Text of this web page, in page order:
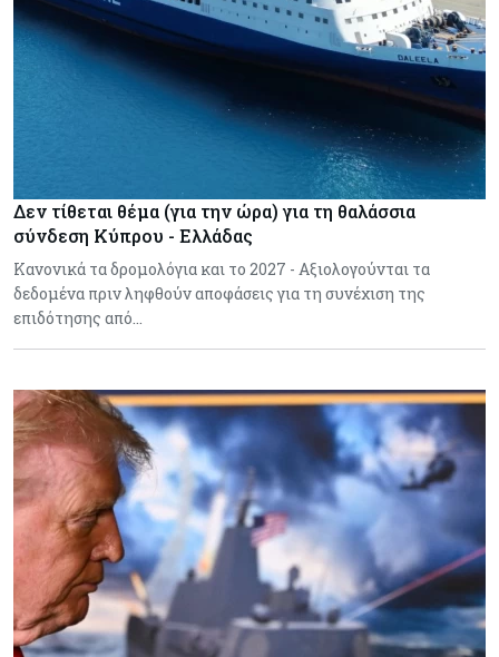
Δεν τίθεται θέμα (για την ώρα) για τη θαλάσσια
σύνδεση Κύπρου - Ελλάδας
Κανονικά τα δρομολόγια και το 2027 - Αξιολογούνται τα
δεδομένα πριν ληφθούν αποφάσεις για τη συνέχιση της
επιδότησης από…